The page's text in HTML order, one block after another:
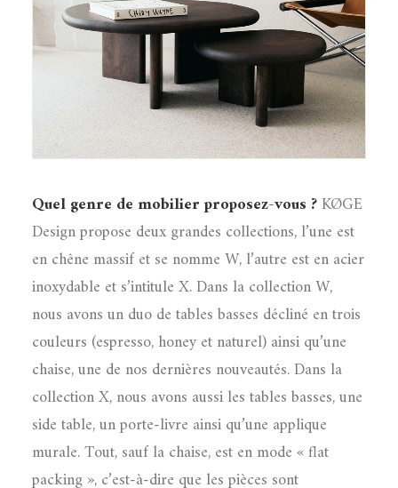
Quel genre de mobilier proposez-vous ?KØGE
Design propose deux grandes collections, l’une est
en chêne massif et se nomme W, l’autre est en acier
inoxydable et s’intitule X. Dans la collection W,
nous avons un duo de tables basses décliné en trois
couleurs (espresso, honey et naturel) ainsi qu’une
chaise, une de nos dernières nouveautés. Dans la
collection X, nous avons aussi les tables basses, une
side table, un porte-livre ainsi qu’une applique
murale. Tout, sauf la chaise, est en mode « flat
packing », c’est-à-dire que les pièces sont